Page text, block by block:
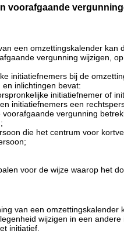
voorafgaande
een omzettingskalender
vergunning wijzigen,
initiatiefnemers bij de
inlichtingen bevat:
initiatiefnemer of
initiatiefnemers een
vergunning
die het centrum voor
voor de wijze waarop het
van een
wijzigen in een
initiatief.